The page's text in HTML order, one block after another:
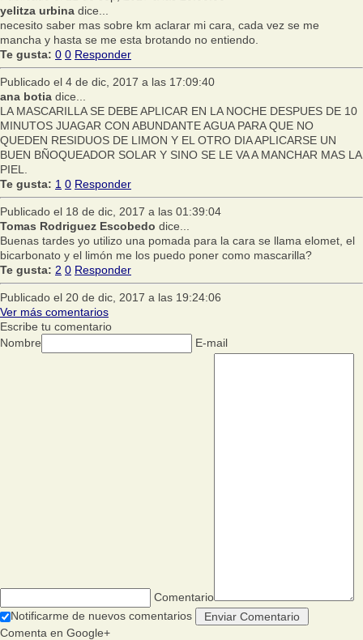
yelitza urbina dice...
necesito saber mas sobre km aclarar mi cara, cada vez se me
mancha y hasta se me esta brotando no entiendo.
Te gusta: 0 0 Responder
Publicado el 4 de dic, 2017 a las 17:09:40
ana botia dice...
LA MASCARILLA SE DEBE APLICAR EN LA NOCHE DESPUES DE 10
MINUTOS JUAGAR CON ABUNDANTE AGUA PARA QUE NO
QUEDEN RESIDUOS DE LIMON Y EL OTRO DIA APLICARSE UN
BUEN BÑOQUEADOR SOLAR Y SINO SE LE VA A MANCHAR MAS LA
PIEL.
Te gusta: 1 0 Responder
Publicado el 18 de dic, 2017 a las 01:39:04
Tomas Rodriguez Escobedo dice...
Buenas tardes yo utilizo una pomada para la cara se llama elomet, el
bicarbonato y el limón me los puedo poner como mascarilla?
Te gusta: 2 0 Responder
Publicado el 20 de dic, 2017 a las 19:24:06
Ver más comentarios
Escribe tu comentario
Nombre
E-mail
Comentario
Notificarme de nuevos comentarios
Comenta en Google+